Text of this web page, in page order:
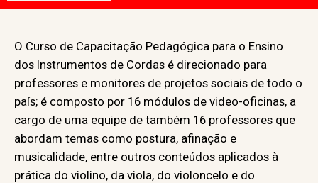
O Curso de Capacitação Pedagógica para o Ensino
dos Instrumentos de Cordas é direcionado para
professores e monitores de projetos sociais de todo o
país; é composto por 16 módulos de video-oficinas, a
cargo de uma equipe de também 16 professores que
abordam temas como postura, afinação e
musicalidade, entre outros conteúdos aplicados à
prática do violino, da viola, do violoncelo e do